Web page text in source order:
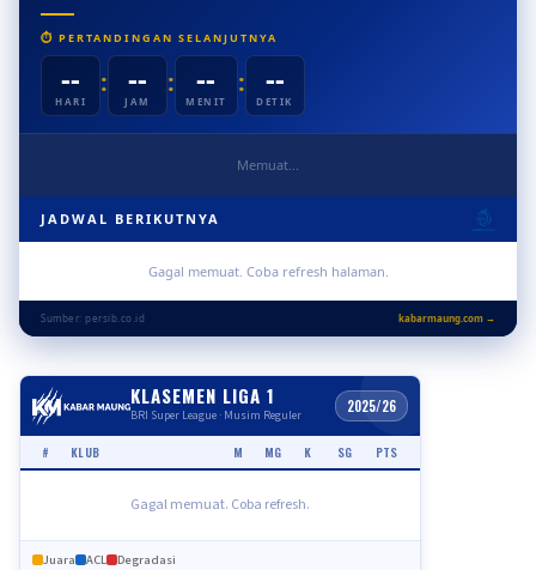
⏱ PERTANDINGAN SELANJUTNYA
--
HARI
: --
JAM
: --
MENIT
: --
DETIK
Memuat...
JADWAL BERIKUTNYA
Gagal memuat. Coba refresh halaman.
Sumber: persib.co.id kabarmaung.com →
KLASEMEN LIGA 1
BRI Super League · Musim Reguler 2025/26
# KLUB M MG K SG PTS
Gagal memuat. Coba refresh.
Juara ACL Degradasi